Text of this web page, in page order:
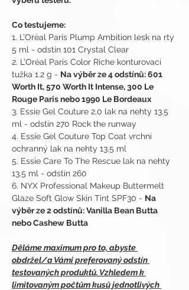
Co testujeme:
1. L’Oréal Paris Plump Ambition lesk na rty
5 ml - odstín 101 Crystal Clear
2. L’Oréal Paris Color Riche konturovací
tužka 1.2 g - Na výběr ze 4 odstínů: 601
Worth It, 570 Worth It Intense, 300 Le
Rouge Paris nebo 1990 Le Bordeaux
3. Essie Gel Couture 2.0 lak na nehty 13.5
ml - odstín 270 Rock the runway
4. Essie Gel Couture Top Coat vrchní
ochranný lak na nehty 13.5 ml
5. Essie Care To The Rescue lak na nehty
13.5 ml - odstín 260
6. NYX Professional Makeup Buttermelt
Glaze Soft Glow Skin Tint SPF30 - Na
výběr ze 2 odstínů: Vanilla Bean Butta
nebo Cashew Butta
Děláme maximum pro to, abyste
obdržel/a Vámi preferovaný odstín
testovaných produktů. Vzhledem k
limitovaným počtům kusů jednotlivých